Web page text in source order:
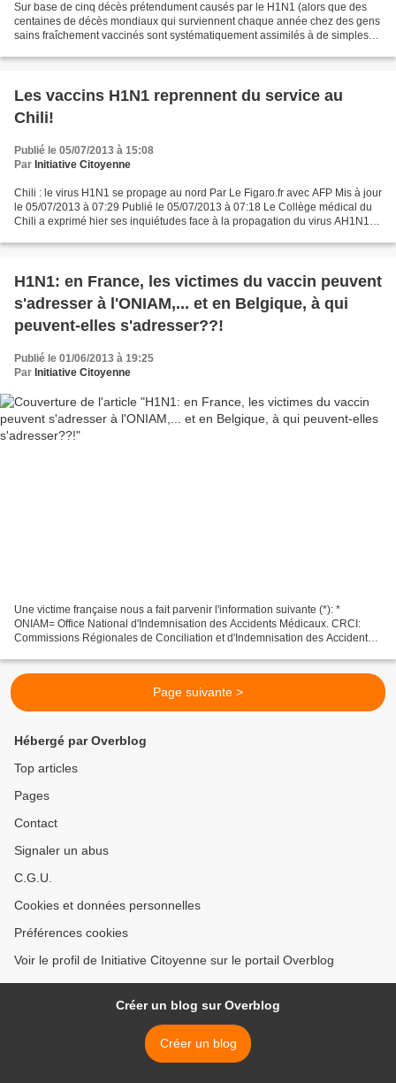
Sur base de cinq décès prétendument causés par le H1N1 (alors que des
centaines de décès mondiaux qui surviennent chaque année chez des gens
sains fraîchement vaccinés sont systématiquement assimilés à de simples
Les vaccins H1N1 reprennent du service au
Chili!
Publié le 05/07/2013 à 15:08
Par Initiative Citoyenne
Chili : le virus H1N1 se propage au nord Par Le Figaro.fr avec AFP Mis à jour
le 05/07/2013 à 07:29 Publié le 05/07/2013 à 07:18 Le Collège médical du
Chili a exprimé hier ses inquiétudes face à la propagation du virus AH1N1,
H1N1: en France, les victimes du vaccin peuvent
s'adresser à l'ONIAM,... et en Belgique, à qui
peuvent-elles s'adresser??!
Publié le 01/06/2013 à 19:25
Par Initiative Citoyenne
Une victime française nous a fait parvenir l'information suivante (*): *
ONIAM= Office National d'Indemnisation des Accidents Médicaux. CRCI:
Commissions Régionales de Conciliation et d'Indemnisation des Accidents
Page suivante >
Hébergé par Overblog
Top articles
Pages
Contact
Signaler un abus
C.G.U.
Cookies et données personnelles
Préférences cookies
Voir le profil de Initiative Citoyenne sur le portail Overblog
Créer un blog sur Overblog
Créer un blog